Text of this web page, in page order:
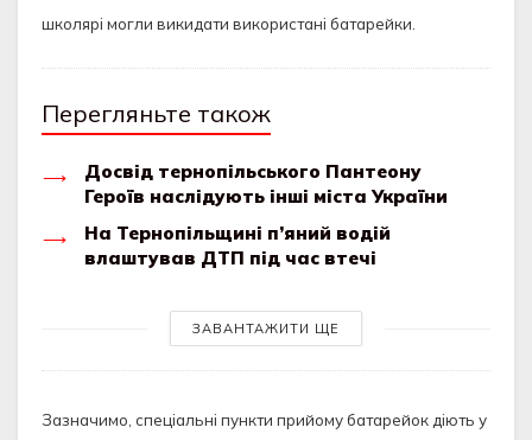
школярі могли викидати використані батарейки.
Перегляньте також
Досвід тернопільського Пантеону
Героїв наслідують інші міста України
На Тернопільщині п’яний водій
влаштував ДТП під час втечі
ЗАВАНТАЖИТИ ЩЕ
Зазначимо, спеціальні пункти прийому батарейок діють у